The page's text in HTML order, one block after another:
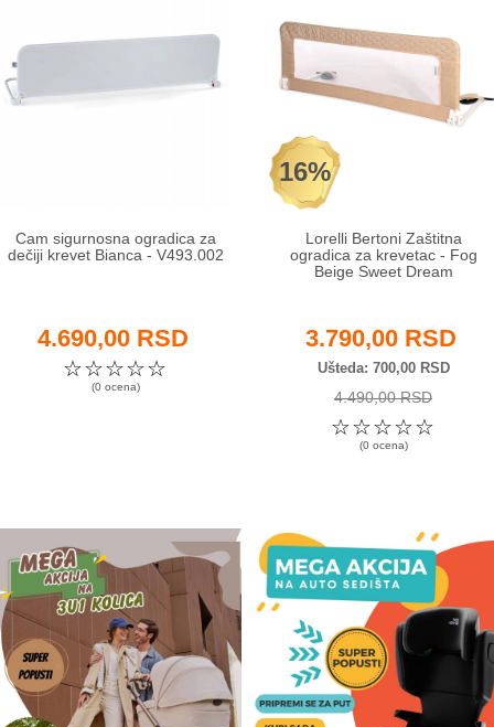
Cam sigurnosna ogradica za
dečiji krevet Bianca - V493.002
4.690,00 RSD
☆
☆
☆
☆
☆
(0 ocena)
16%
Lorelli Bertoni Zaštitna
ogradica za krevetac - Fog
Beige Sweet Dream
3.790,00 RSD
Ušteda 700,00 RSD
4.490,00 RSD
☆
☆
☆
☆
☆
(0 ocena)